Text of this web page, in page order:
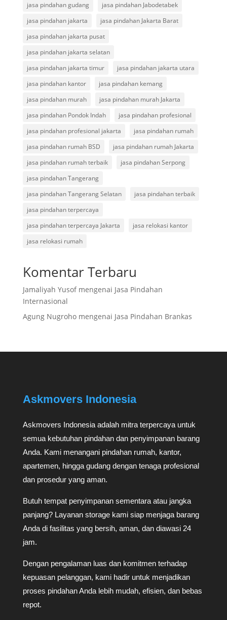
jasa pindahan gudang
jasa pindahan Jabodetabek
jasa pindahan jakarta
jasa pindahan Jakarta Barat
jasa pindahan jakarta pusat
jasa pindahan jakarta selatan
jasa pindahan jakarta timur
jasa pindahan jakarta utara
jasa pindahan kantor
jasa pindahan kemang
jasa pindahan murah
jasa pindahan murah Jakarta
jasa pindahan Pondok Indah
jasa pindahan profesional
jasa pindahan profesional jakarta
jasa pindahan rumah
jasa pindahan rumah BSD
jasa pindahan rumah Jakarta
jasa pindahan rumah terbaik
jasa pindahan Serpong
jasa pindahan Tangerang
jasa pindahan Tangerang Selatan
jasa pindahan terbaik
jasa pindahan terpercaya
jasa pindahan terpercaya Jakarta
jasa relokasi kantor
jasa relokasi rumah
Komentar Terbaru
Jamaliyah Yusofmengenai Jasa Pindahan
Internasional
Agung Nugrohomengenai Jasa Pindahan Brankas
Askmovers Indonesia
Askmovers Indonesia adalah mitra terpercaya untuk
semua kebutuhan pindahan dan penyimpanan barang
Anda. Kami menangani pindahan rumah, kantor,
apartemen, hingga gudang dengan tenaga profesional
dan prosedur yang aman.
Butuh tempat penyimpanan sementara atau jangka
panjang? Layanan storage kami siap menjaga barang
Anda di fasilitas yang bersih, aman, dan diawasi 24
jam.
Dengan pengalaman luas dan komitmen terhadap
kepuasan pelanggan, kami hadir untuk menjadikan
proses pindahan Anda lebih mudah, efisien, dan bebas
repot.